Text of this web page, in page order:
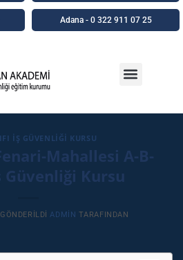
Adana - 0 322 911 07 25
İŞ GÜVENLIĞI KURSU
Mahallesi A-B-
Güvenliği Kursu
ADMIN TARAFINDAN